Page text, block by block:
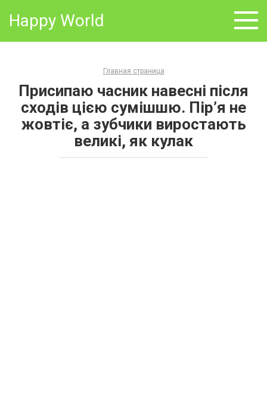
Happy World
Главная страница
Присипаю часник навесні після
сходів цією сумішшю. Пір’я не
жовтіє, а зубчики виростають
великі, як кулак